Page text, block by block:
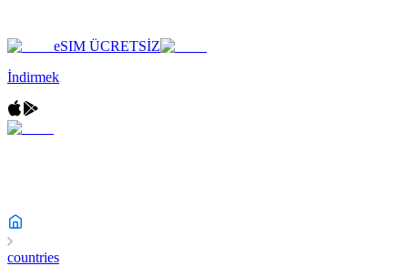
eSIM ÜCRETSİZ
İndirmek
countries